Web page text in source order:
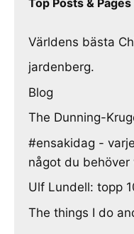
Världens bästa
jardenberg.
Blog
The Dunning-
#ensakidag -
något du behöver
Ulf Lundell: topp
The things I do